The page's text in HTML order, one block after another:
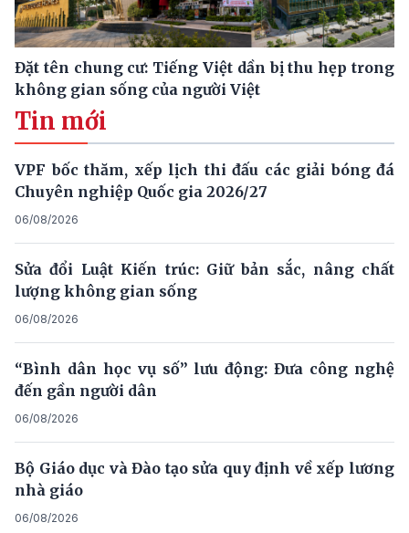
Đặt tên chung cư: Tiếng Việt dần bị thu hẹp trong
không gian sống của người Việt
Tin mới
VPF bốc thăm, xếp lịch thi đấu các giải bóng đá
Chuyên nghiệp Quốc gia 2026/27
06/08/2026
Sửa đổi Luật Kiến trúc: Giữ bản sắc, nâng chất
lượng không gian sống
06/08/2026
“Bình dân học vụ số” lưu động: Đưa công nghệ
đến gần người dân
06/08/2026
Bộ Giáo dục và Đào tạo sửa quy định về xếp lương
nhà giáo
06/08/2026